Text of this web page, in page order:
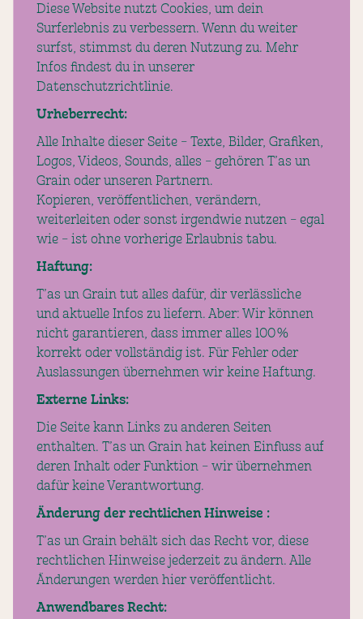
Diese Website nutzt Cookies, um dein
Surferlebnis zu verbessern. Wenn du weiter
surfst, stimmst du deren Nutzung zu. Mehr
Infos findest du in unserer
Datenschutzrichtlinie.
Urheberrecht:
Alle Inhalte dieser Seite – Texte, Bilder, Grafiken,
Logos, Videos, Sounds, alles – gehören T’as un
Grain oder unseren Partnern.
Kopieren, veröffentlichen, verändern,
weiterleiten oder sonst irgendwie nutzen – egal
wie – ist ohne vorherige Erlaubnis tabu.
Haftung:
T’as un Grain tut alles dafür, dir verlässliche
und aktuelle Infos zu liefern. Aber: Wir können
nicht garantieren, dass immer alles 100 %
korrekt oder vollständig ist. Für Fehler oder
Auslassungen übernehmen wir keine Haftung.
Externe Links:
Die Seite kann Links zu anderen Seiten
enthalten. T’as un Grain hat keinen Einfluss auf
deren Inhalt oder Funktion – wir übernehmen
dafür keine Verantwortung.
Änderung der rechtlichen Hinweise :
T’as un Grain behält sich das Recht vor, diese
rechtlichen Hinweise jederzeit zu ändern. Alle
Änderungen werden hier veröffentlicht.
Anwendbares Recht: